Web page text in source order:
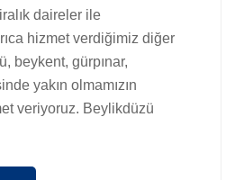
daireler ile
hizmet verdiğimiz diğer
beykent, gürpınar,
yakın olmamızın
veriyoruz. Beylikdüzü